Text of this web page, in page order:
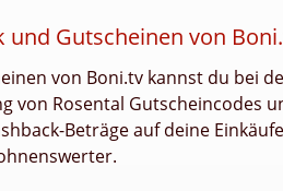
und Gutscheinen von
von Boni.tv kannst du bei
von Rosental Gutscheincodes
Beträge auf deine